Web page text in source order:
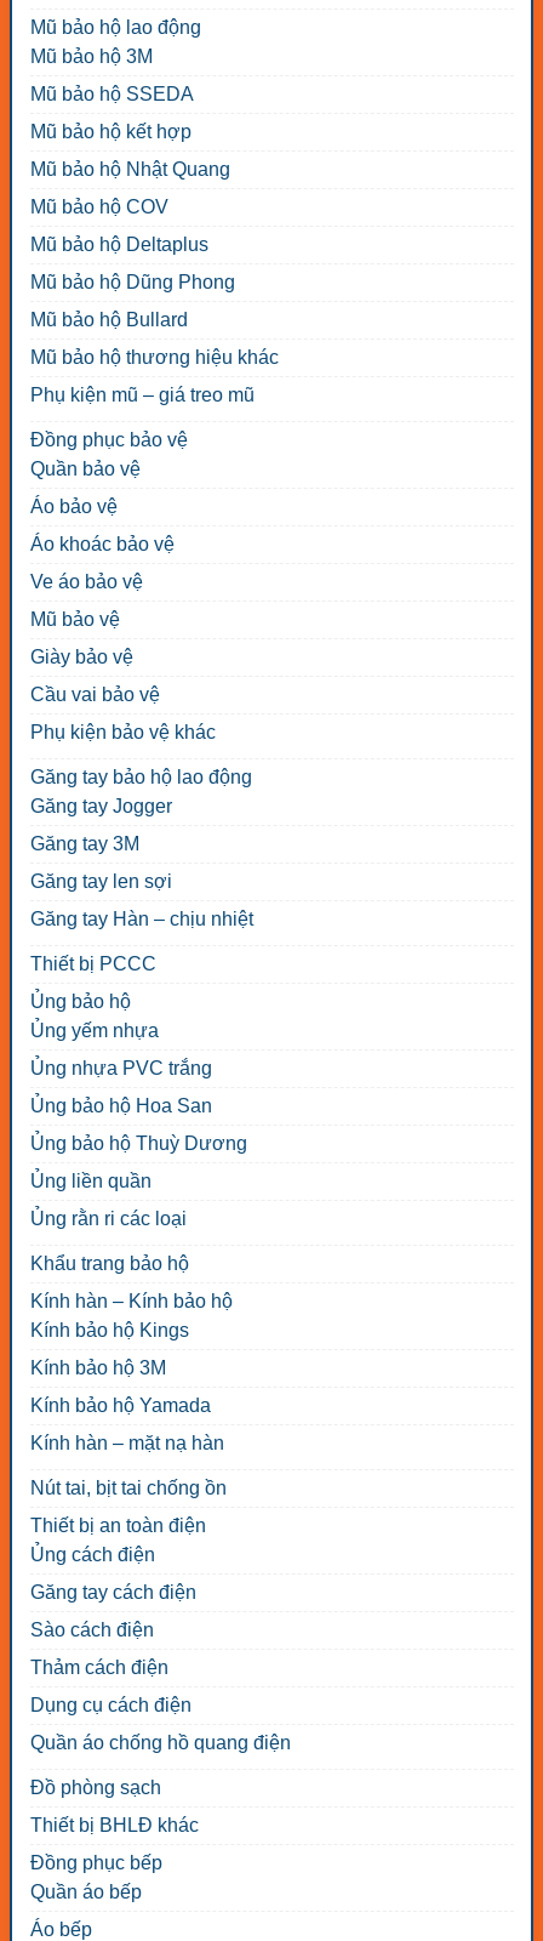
Mũ bảo hộ lao động
Mũ bảo hộ 3M
Mũ bảo hộ SSEDA
Mũ bảo hộ kết hợp
Mũ bảo hộ Nhật Quang
Mũ bảo hộ COV
Mũ bảo hộ Deltaplus
Mũ bảo hộ Dũng Phong
Mũ bảo hộ Bullard
Mũ bảo hộ thương hiệu khác
Phụ kiện mũ – giá treo mũ
Đồng phục bảo vệ
Quần bảo vệ
Áo bảo vệ
Áo khoác bảo vệ
Ve áo bảo vệ
Mũ bảo vệ
Giày bảo vệ
Cầu vai bảo vệ
Phụ kiện bảo vệ khác
Găng tay bảo hộ lao động
Găng tay Jogger
Găng tay 3M
Găng tay len sợi
Găng tay Hàn – chịu nhiệt
Thiết bị PCCC
Ủng bảo hộ
Ủng yếm nhựa
Ủng nhựa PVC trắng
Ủng bảo hộ Hoa San
Ủng bảo hộ Thuỳ Dương
Ủng liền quần
Ủng rằn ri các loại
Khẩu trang bảo hộ
Kính hàn – Kính bảo hộ
Kính bảo hộ Kings
Kính bảo hộ 3M
Kính bảo hộ Yamada
Kính hàn – mặt nạ hàn
Nút tai, bịt tai chống ồn
Thiết bị an toàn điện
Ủng cách điện
Găng tay cách điện
Sào cách điện
Thảm cách điện
Dụng cụ cách điện
Quần áo chống hồ quang điện
Đồ phòng sạch
Thiết bị BHLĐ khác
Đồng phục bếp
Quần áo bếp
Áo bếp